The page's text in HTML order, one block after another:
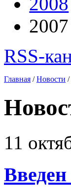
2007
RSS-
Главная /Новости /
11